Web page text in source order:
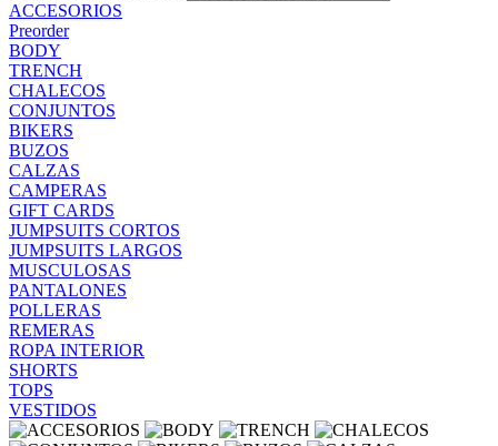
ACCESORIOS
Preorder
BODY
TRENCH
CHALECOS
CONJUNTOS
BIKERS
BUZOS
CALZAS
CAMPERAS
GIFT CARDS
JUMPSUITS CORTOS
JUMPSUITS LARGOS
MUSCULOSAS
PANTALONES
POLLERAS
REMERAS
ROPA INTERIOR
SHORTS
TOPS
VESTIDOS